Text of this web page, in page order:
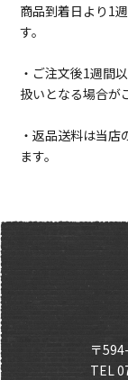
商品到着日より1
す。
・ご注文後1週間
扱いとなる場合が
・返品送料は当
ます。
〒
TEL